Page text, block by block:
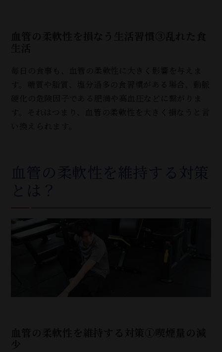
血管の柔軟性を損なう生活習慣③乱れた食
生活
毎日の食事も、血管の柔軟性に大きく影響を与えま
す。糖質や脂質、塩分過多の食習慣がある場合、動脈
硬化の危険因子である肥満や高血圧などに繋がりま
す。それはつまり、血管の柔軟性を大きく損なうと言
い換えられます。
血管の柔軟性を維持する対策
とは？
血管の柔軟性を維持する対策①喫煙量の減
少